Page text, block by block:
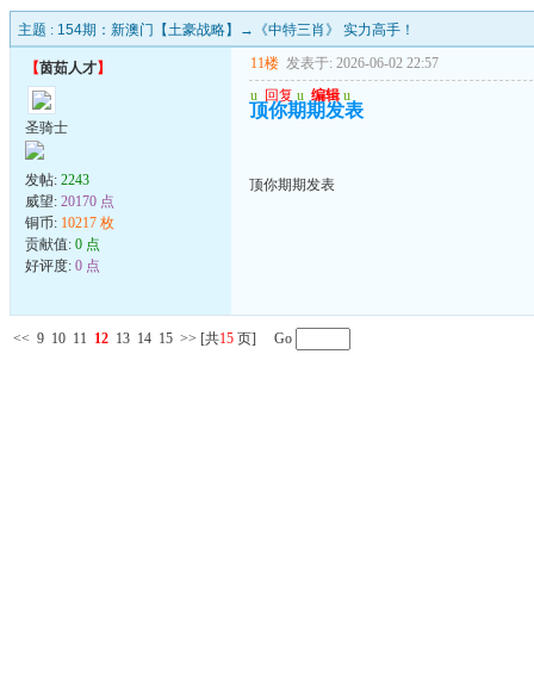
主题 : 154期：新澳门【土豪战略】→《中特三肖》 实力高手！
【茵茹人才】
圣骑士
发帖: 2243
威望: 20170 点
铜币: 10217 枚
贡献值: 0 点
好评度: 0 点
11楼 发表于: 2026-06-02 22:57
u 回复 u 编辑 u
顶你期期发表
顶你期期发表
<< 9 10 11 12 13 14 15 >> [共15 页] Go